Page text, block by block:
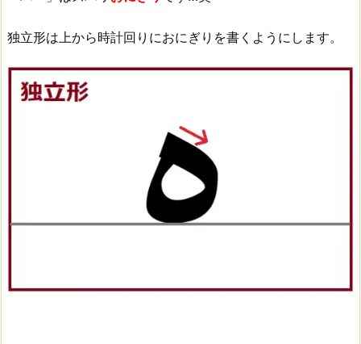
独立形は上から時計回りにおにぎりを書くようにします。